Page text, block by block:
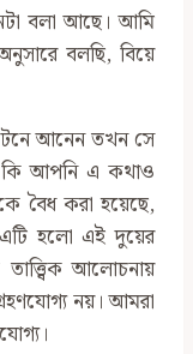
বলা আছে। আমি
বলছি, বিয়ে
আনেন তখন সে
আপনি এ কথাও
বৈধ করা হয়েছে,
হলো এই দুয়ের
আলোচনায়
নয়। আমরা